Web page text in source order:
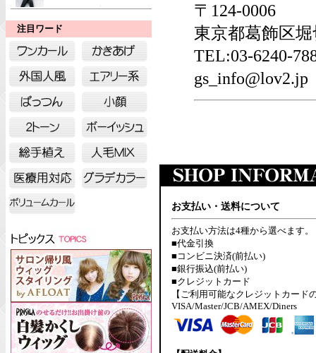
注目ワード
〒124-0006
東京都葛飾区堀
TEL:03-6240-
gs_info@lov2.jp
お支払い・送料について
お支払い方法は4種から選べます。
■代金引換
■コンビニ決済(前払い)
■銀行振込(前払い)
■クレジットカード
【ご利用可能なクレジットカード
VISA/Master/JCB/AMEX/Diners